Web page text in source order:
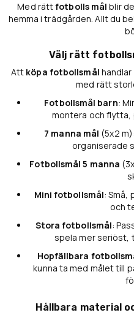
Med rättfotbolls mål blir
hemma i trädgården. Allt du
Välj rätt
Att köpa fotbollsmål
med rätt
Fotbollsmål barn:
montera och flytta,
7 manna mål (5x2
organiserade
Fotbollsmål 5 manna
Mini fotbollsmål: Små,
och
Stora fotbollsmål:
spela mer seriöst,
Hopfällbara
kunna ta med målet till
Hållbara material